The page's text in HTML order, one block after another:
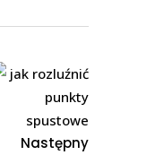
Następny